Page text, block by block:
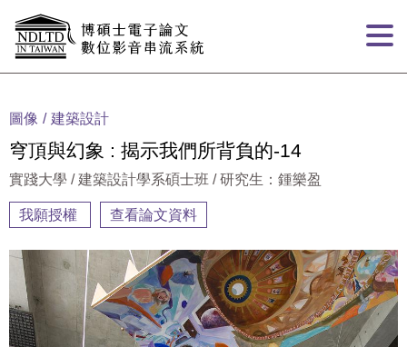
圖像 建築設計
穹頂與幻象 : 揭示我們所背負的-14
實踐大學 / 建築設計學系碩士班 / 研究生：鍾樂盈
我願授權 查看論文資料